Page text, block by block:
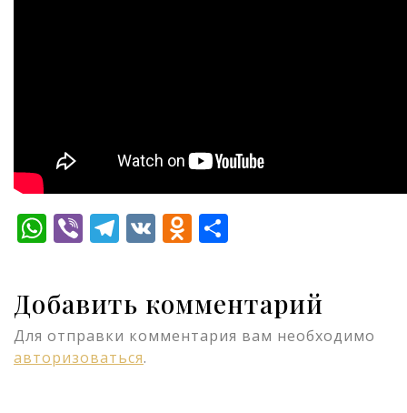
WhatsApp
ViberTelegram
VKOdnoklassniki
Добавить комментарий
Для отправки комментария вам необходимо
авторизоваться.